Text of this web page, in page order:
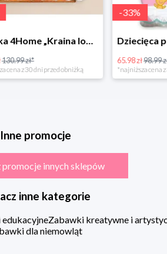
Firanka 4Home „Kraina lodu” (Frozen)
zł*
cena z 30 dni przed obniżką
33%
65.98 zł98.99 zł*
*najniższa cena z
Inne promocje
promocje innych sklepów
inne kategorie
Zabawki kreatywne i
dla niemowląt